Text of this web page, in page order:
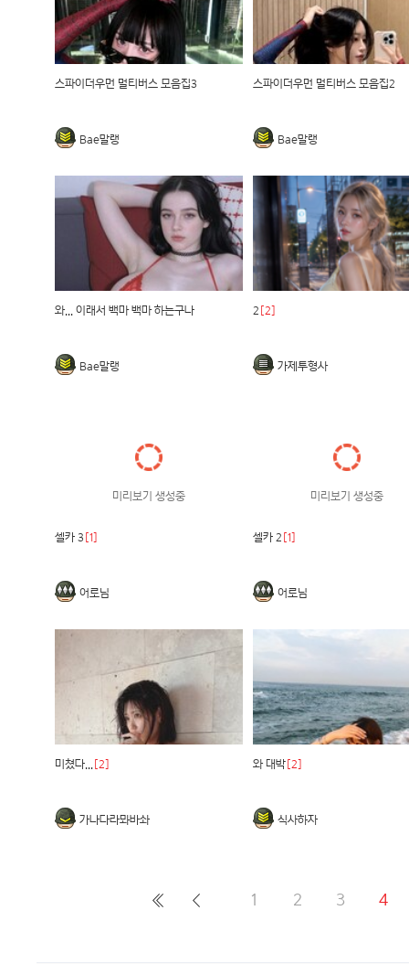
스파이더우먼 멀티버스 모음집3
Bae말랭
스파이더우먼 멀티버스 모음집2
Bae말랭
와... 이래서 백마 백마 하는구나
Bae말랭
2 [2]
가제투형사
미리보기 생성중
셀카 3 [1]
어로님
미리보기 생성중
셀카 2 [1]
어로님
미쳤다... [2]
가나다라뫄바솨
와 대박 [2]
식사하자
1 2 3 4